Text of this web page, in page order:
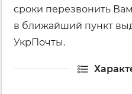
сроки перезвонить Вам
в ближайший пункт
УкрПочты.